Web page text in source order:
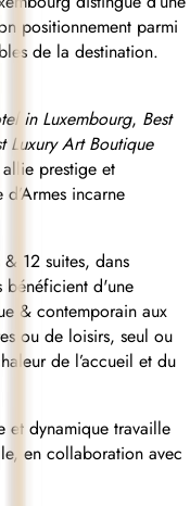
positionnement parmi
de la destination.
in Luxembourg, Best
Luxury Art Boutique
allie prestige et
incarne
12 suites, dans
bénéficient d'une
& contemporain aux
ou de loisirs, seul ou
de l’accueil et du
et dynamique travaille
en collaboration avec